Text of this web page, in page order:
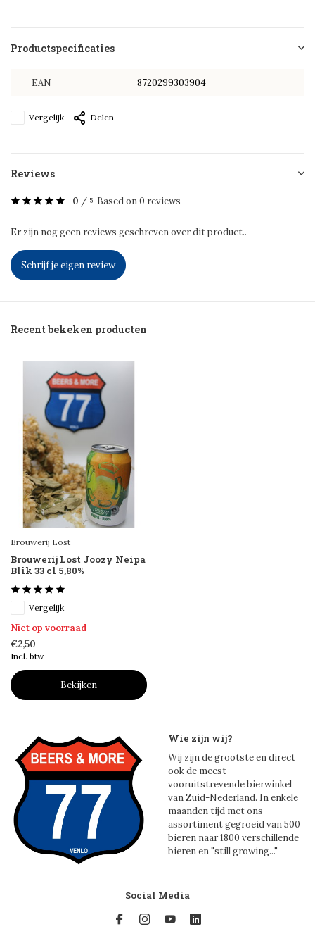
Productspecificaties
EAN 8720299303904
Vergelijk Delen
Reviews
0 / 5 Based on 0 reviews
Er zijn nog geen reviews geschreven over dit product..
Schrijf je eigen review
Recent bekeken producten
Brouwerij Lost
Brouwerij Lost Joozy Neipa
Blik 33 cl 5,80%
Vergelijk
Niet op voorraad
€2,50
Incl. btw
Bekijken
Wie zijn wij?
Wij zijn de grootste en direct
ook de meest
vooruitstrevende bierwinkel
van Zuid-Nederland. In enkele
maanden tijd met ons
assortiment gegroeid van 500
bieren naar 1800 verschillende
bieren en "still growing..."
Social Media